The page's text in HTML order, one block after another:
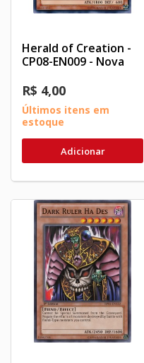
Herald of Creation -
CP08-EN009 - Nova
R$ 4,00
Últimos itens em
estoque
Adicionar